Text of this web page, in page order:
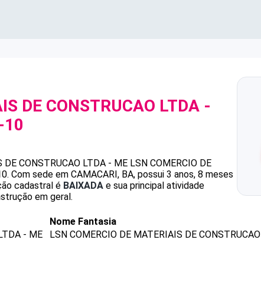
DE CONSTRUCAO LTDA -
CONSTRUCAO LTDA - ME LSN COMERCIO DE
. Com sede em CAMACARI, BA, possui 3 anos, 8 meses
cadastral é BAIXADA e sua principal atividade
em geral.
- ME
Nome Fantasia
LSN COMERCIO DE MATERIAIS DE CONSTRUCAO